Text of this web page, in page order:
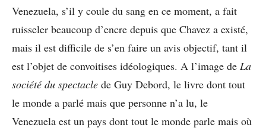
Venezuela, s’il y coule du sang en ce moment, a fait
ruisseler beaucoup d’encre depuis que Chavez a existé,
mais il est difficile de s’en faire un avis objectif, tant il
est l’objet de convoitises idéologiques. A l’image de La
société du spectacle de Guy Debord, le livre dont tout
le monde a parlé mais que personne n’a lu, le
Venezuela est un pays dont tout le monde parle mais où